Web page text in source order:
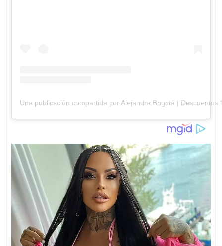
Una publicación compartida por Alejandra Bogotá |